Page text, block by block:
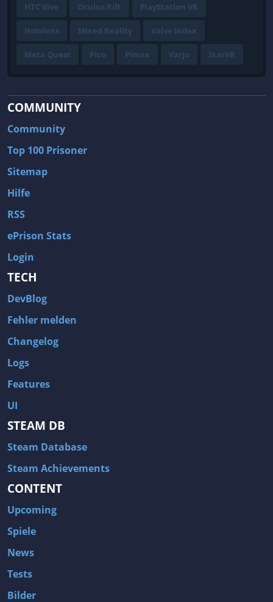
HTC Vive Oculus Rift PlayStation VR
Hololens Mixed Reality Valve Index
Meta Quest Pico Pimax Varjo StarVR
COMMUNITY
Community
Top 100 Prisoner
Sitemap
Hilfe
RSS
ePrison Stats
Login
TECH
DevBlog
Fehler melden
Changelog
Logs
Features
UI
STEAM DB
Steam Database
Steam Achievements
CONTENT
Upcoming
Spiele
News
Tests
Bilder